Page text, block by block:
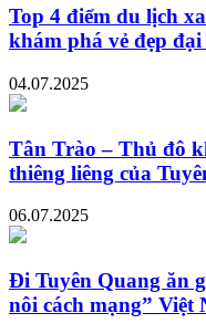
Top 4 điểm du lịch
khám phá vẻ đẹp
04.07.2025
Tân Trào – Thủ đô
thiêng liêng của
06.07.2025
Đi Tuyên Quang ăn
nôi cách mạng” Việt